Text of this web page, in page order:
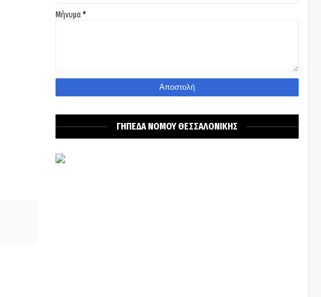
Μήνυμα*
ΓΗΠΕΔΑ ΝΟΜΟΥ ΘΕΣΣΑΛΟΝΙΚΗΣ